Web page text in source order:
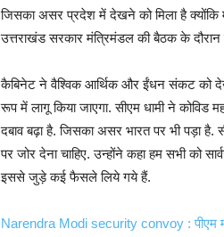
जिसका असर प्रदेश में देखने को मिला है क्योंकि
उत्तराखंड सरकार मंत्रिमंडल की बैठक के
कैबिनेट ने वैश्विक आर्थिक और ईंधन संकट को
रूप में लागू किया जाएगा. सीएम धामी ने
दबाव बढ़ा है. जिसका असर भारत पर भी पड़ा है.
पर जोर देना चाहिए. उन्होंने कहा हम सभी को
इससे जुड़े कई फैसले लिये गये हैं.
Narendra Modi security convoy : पीएम